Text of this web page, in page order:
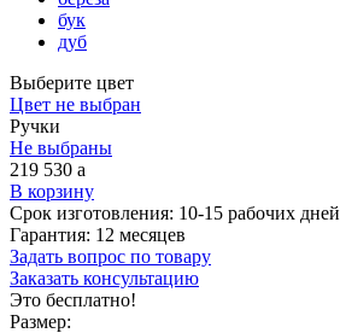
бук
дуб
Выберите цвет
Цвет не выбран
Ручки
Не выбраны
219 530 a
В корзину
Срок изготовления: 10-15 рабочих дней
Гарантия: 12 месяцев
Задать вопрос по товару
Заказать консультацию
Это бесплатно!
Размер: